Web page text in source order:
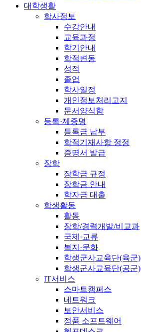
대학생활
학사정보
수강안내
교육과정
학기안내
학적변동
성적
졸업
학사일정
개인정보처리고지
문서양식함
등록·제증명
등록금 납부
학적기재사항 정정
증명서 발급
장학
장학금 규정
장학금 안내
학자금 대출
학생활동
활동
장학/경력개발/비교과
국제·교류
복지·문화
학생군사교육단(육군)
학생군사교육단(공군)
IT서비스
스마트캠퍼스
네트워크
보안서비스
정품 소프트웨어